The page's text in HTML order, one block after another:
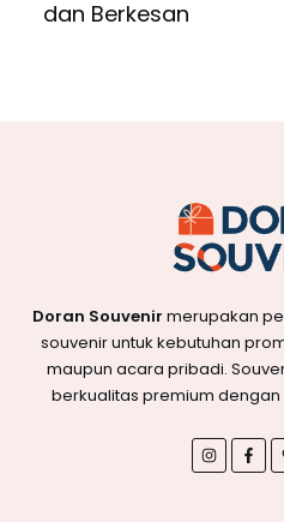
dan Berkesan
Doran Souvenir merupakan
souvenir untuk kebutuhan
maupun acara pribadi.
berkualitas premium